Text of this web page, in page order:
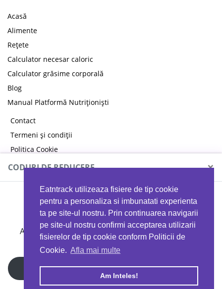
Eatntrack utilizeaza fisiere de tip cookie
pentru a personaliza si imbunatati experienta
ta pe site-ul nostru. Prin continuarea navigarii
pe site-ul nostru confirmi acceptarea utilizarii
fisierelor de tip cookie conform Politicii de
Cookie. Afla mai multe
Am Inteles!
Acasă
Alimente
Rețete
Calculator necesar caloric
Calculator grăsime corporală
Blog
Manual Platformă Nutriționiști
Contact
Termeni și condiții
Politica Cookie
Politica de confidențialitate
Copyright © 2026 EAT & TRACK S.R.L
CODURI DE REDUCERE ×
MYPROTEIN
Ai 40%reducere la orice comandă folosind codul
EATTRACK
Profită acum